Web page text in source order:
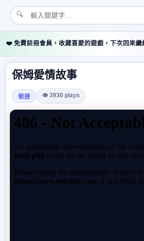
🔍
❤️ 免費註冊會員，收藏喜愛的遊戲，下次回來繼
保姆愛情故事
敏捷 👁 3930 plays